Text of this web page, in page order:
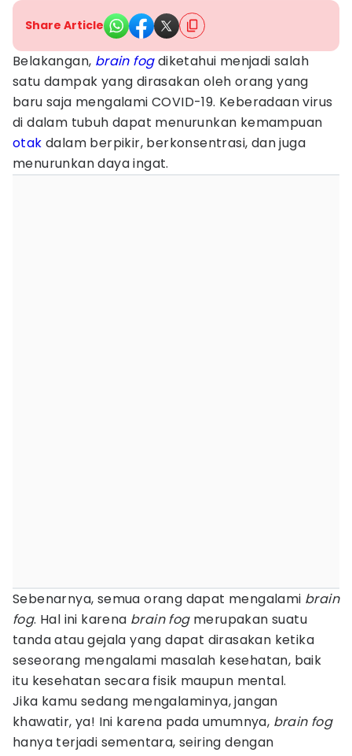
Share Article
Belakangan, brain fogdiketahui menjadi salah
satu dampak yang dirasakan oleh orang yang
baru saja mengalami COVID-19. Keberadaan virus
di dalam tubuh dapat menurunkan kemampuan
otak dalam berpikir, berkonsentrasi, dan juga
menurunkan daya ingat.
Sebenarnya, semua orang dapat mengalami brain
fog. Hal ini karena brain fogmerupakan suatu
tanda atau gejala yang dapat dirasakan ketika
seseorang mengalami masalah kesehatan, baik
itu kesehatan secara fisik maupun mental.
Jika kamu sedang mengalaminya, jangan
khawatir, ya! Ini karena pada umumnya, brain fog
hanya terjadi sementara, seiring dengan